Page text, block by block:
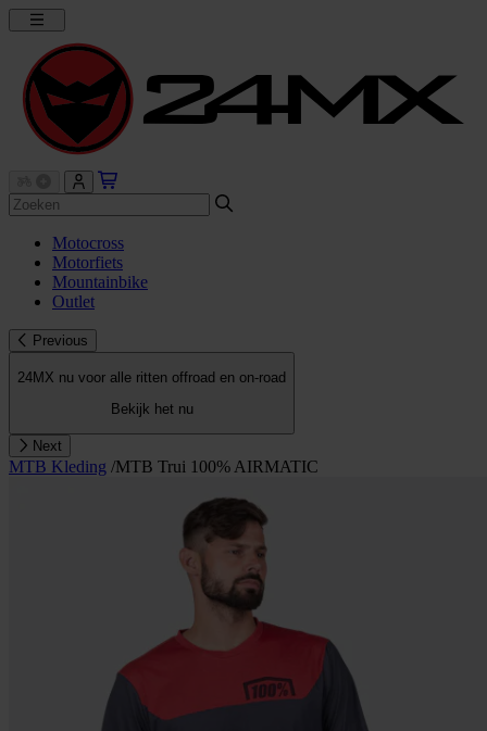
Motocross
Motorfiets
Mountainbike
Outlet
Previous
24MX nu voor alle ritten offroad en on-road
Bekijk het nu
Next
MTB Kleding /MTB Trui 100% AIRMATIC